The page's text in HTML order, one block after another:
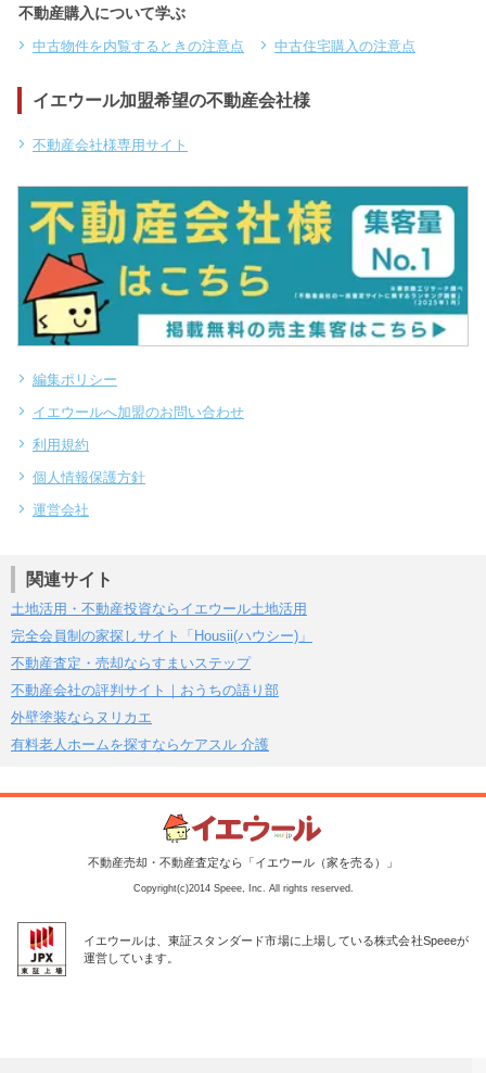
不動産購入について学ぶ
中古物件を内覧するときの注意点 中古住宅購入の注意点
イエウール加盟希望の不動産会社様
不動産会社様専用サイト
編集ポリシー
イエウールへ加盟のお問い合わせ
利用規約
個人情報保護方針
運営会社
関連サイト
土地活用・不動産投資ならイエウール土地活用
完全会員制の家探しサイト「Housii(ハウシー)」
不動産査定・売却ならすまいステップ
不動産会社の評判サイト｜おうちの語り部
外壁塗装ならヌリカエ
有料老人ホームを探すならケアスル 介護
不動産売却・不動産査定なら「イエウール（家を売る）」
Copyright(c)2014 Speee, Inc. All rights reserved.
イエウールは、東証スタンダード市場に上場している株式会社Speeeが
運営しています。